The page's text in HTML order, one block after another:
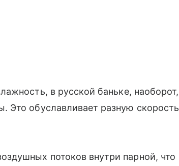
в русской баньке, наоборот,
Это обуславливает разную скорость
потоков внутри парной, что